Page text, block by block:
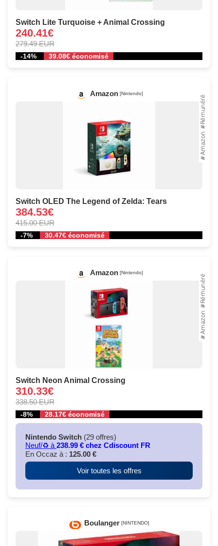
Switch Lite Turquoise + Animal Crossing
240.41€
279.49 EUR
-14% 39.08€ économisé
Amazon [Nintendo]
Switch OLED The Legend of Zelda: Tears
384.53€
415.00 EUR
-7% 30.47€ économisé
Amazon [Nintendo]
Switch Neon Animal Crossing
310.33€
338.50 EUR
-8% 28.17€ économisé
Nintendo Switch (29 offres)
Neuf/♻️ à 238.99 € chez Cdiscount FR
En Occaz à : 125.00 €
Voir toutes les offres
Boulanger [NINTENDO]